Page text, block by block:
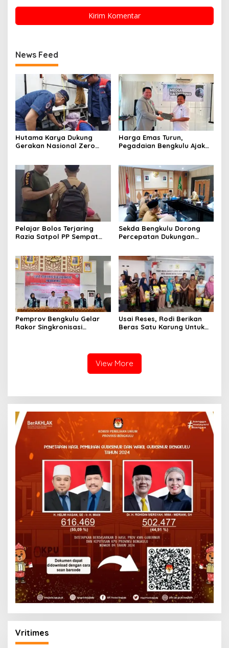
News Feed
Hutama Karya Dukung
Gerakan Nasional Zero
(SETUJU)
Harga Emas Turun,
Pegadaian Bengkulu Ajak
Pelajar Bolos Terjaring
Razia Satpol PP Sempat
Sekda Bengkulu Dorong
Percepatan Dukungan
Regional
Pemprov Bengkulu Gelar
Rakor Singkronisasi
Usai Reses, Rodi Berikan
Beras Satu Karung Untuk
View More
Vritimes